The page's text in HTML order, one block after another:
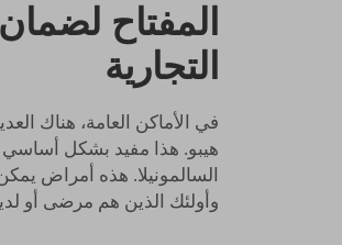
المفتاح
التجارية
في الأماكن العامة، هناك
هيبو. هذا مفيد بشكل أساسي
السالمونيلا. هذه أمراض
وأولئك الذين هم مرضى أو